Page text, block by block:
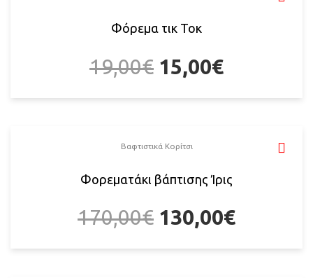
Φόρεμα τικ Τοκ
19,00€ 15,00€
Βαφτιστικά Κορίτσι
Φορεματάκι βάπτισης Ίρις
170,00€ 130,00€